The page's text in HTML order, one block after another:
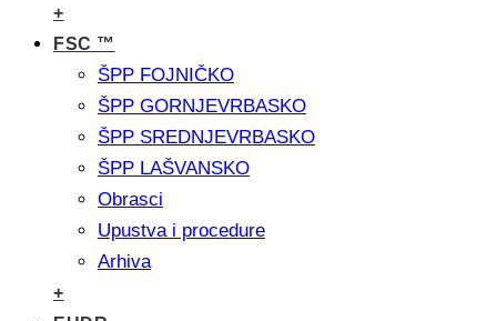
+
FSC ™
ŠPP FOJNIČKO
ŠPP GORNJEVRBASKO
ŠPP SREDNJEVRBASKO
ŠPP LAŠVANSKO
Obrasci
Upustva i procedure
Arhiva
+